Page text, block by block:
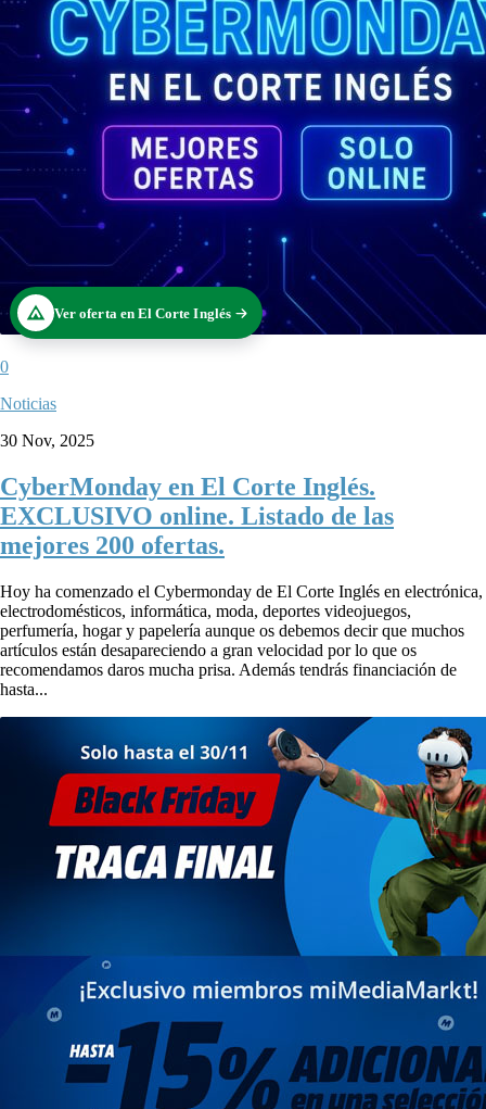
Ver oferta en El Corte Inglés
0
Noticias
30 Nov, 2025
CyberMonday en El Corte Inglés.
EXCLUSIVO online. Listado de las
mejores 200 ofertas.
Hoy ha comenzado el Cybermonday de El Corte Inglés en electrónica,
electrodomésticos, informática, moda, deportes videojuegos,
perfumería, hogar y papelería aunque os debemos decir que muchos
artículos están desapareciendo a gran velocidad por lo que os
recomendamos daros mucha prisa. Además tendrás financiación de
hasta...